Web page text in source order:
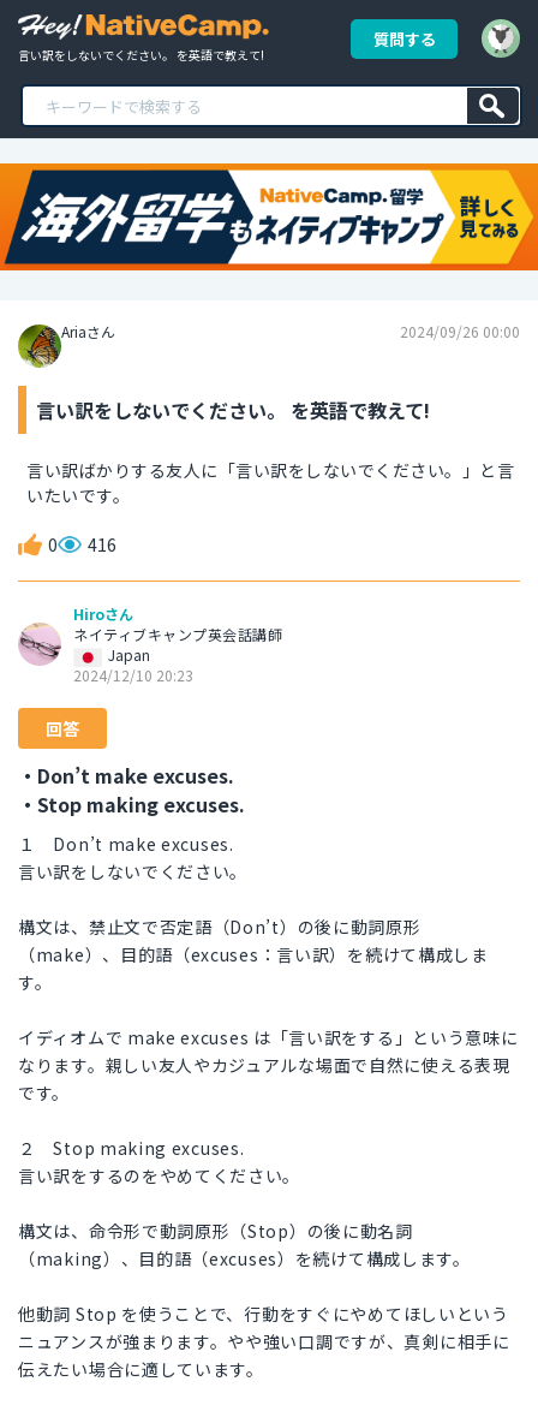
言い訳をしないでください。 を英語で教えて!
質問する
Ariaさん 2024/09/26 00:00
言い訳をしないでください。 を英語で教えて!
言い訳ばかりする友人に「言い訳をしないでください。」と言
いたいです。
0 416
Hiroさん
ネイティブキャンプ英会話講師
Japan
2024/12/10 20:23
回答
・Don’t make excuses.
・Stop making excuses.
１ Don’t make excuses.
言い訳をしないでください。
構文は、禁止文で否定語（Don’t）の後に動詞原形
（make）、目的語（excuses：言い訳）を続けて構成しま
す。
イディオムで make excuses は「言い訳をする」という意味に
なります。親しい友人やカジュアルな場面で自然に使える表現
です。
２ Stop making excuses.
言い訳をするのをやめてください。
構文は、命令形で動詞原形（Stop）の後に動名詞
（making）、目的語（excuses）を続けて構成します。
他動詞 Stop を使うことで、行動をすぐにやめてほしいという
ニュアンスが強まります。やや強い口調ですが、真剣に相手に
伝えたい場合に適しています。